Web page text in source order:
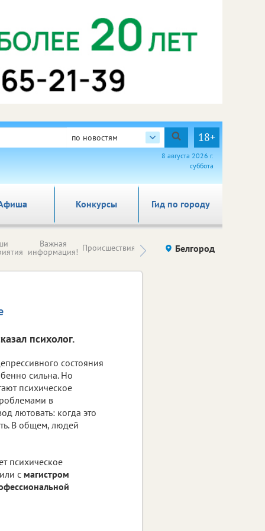
по новостям 18+
8 августа 2026 г.
суббота
Гид по городу
Конкурсы
Важная
информация! Происшествия Здоровье компаний (на
правах
Белгород
психолог.
состояния
сильна. Но
психическое
в
лютовать: когда это
В общем, людей
психическое
с магистром